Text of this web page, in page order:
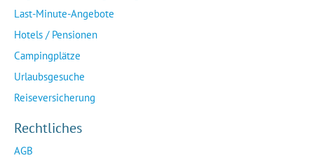
Last-Minute-Angebote
Hotels / Pensionen
Campingplätze
Urlaubsgesuche
Reiseversicherung
Rechtliches
AGB